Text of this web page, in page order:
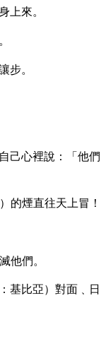
來。
。
己心裡說：「他們
的煙直往天上冒！
他們。
基比亞）對面﹑日